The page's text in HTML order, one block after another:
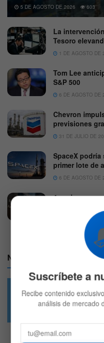
5 DE AGOSTO DE 2026 603
La
Tesoro
1 DE AGOSTO DE
Tom Lee
S&P 500
6 DE AGOSTO DE
Chevron
previsiones
31 DE JULIO DE
SpaceX
primer lote de
6 DE AGOSTO DE
4 acciones
3 DE AGOSTO DE
Nuestras Redes:
49.6k
Suscríbete a
Recibe contenido
análisis de mercado